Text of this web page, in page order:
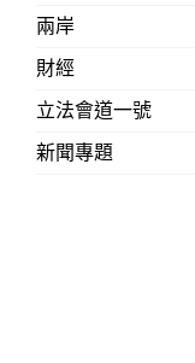
兩岸
財經
立法會道一號
新聞專題